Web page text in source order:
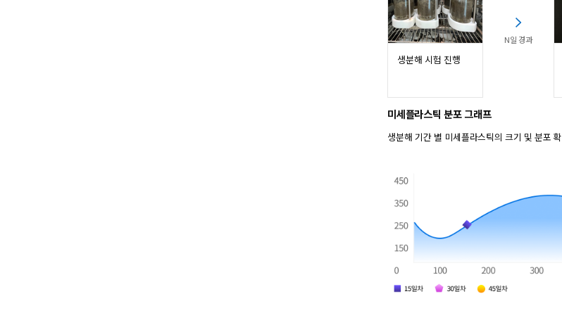
생분해 시험 진행
N일 경과
미세플라스틱 분포 그래프
생분해 기간 별 미세플라스틱의 크기 및 분포